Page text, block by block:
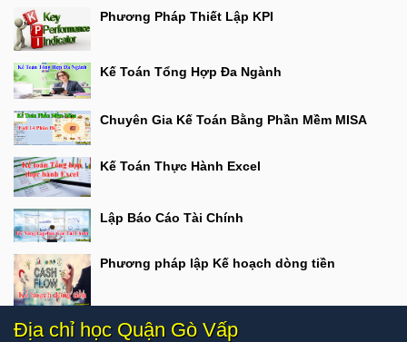
Phương Pháp Thiết Lập KPI
Kế Toán Tổng Hợp Đa Ngành
Chuyên Gia Kế Toán Bằng Phần Mềm MISA
Kế Toán Thực Hành Excel
Lập Báo Cáo Tài Chính
Phương pháp lập Kế hoạch dòng tiền
Địa chỉ học Quận Gò Vấp